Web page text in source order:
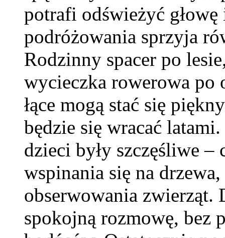
potrafi odświeżyć
podróżowania sprzyja
Rodzinny spacer po
wycieczka rowerowa
łące mogą stać się
będzie się wracać
dzieci były szczęśliwe –
wspinania się na
obserwowania zwierząt.
spokojną rozmowę, bez